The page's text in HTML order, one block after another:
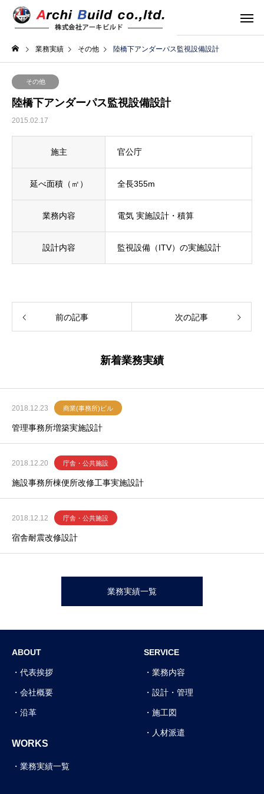
業務実績 その他 陸橋下アンダーパス監視設備設計
その他
陸橋下アンダーパス監視設備設計
2015.02.17
施主 官公庁
延べ面積（㎡） 全長355m
業務内容 電気 実施設計・積算
設計内容 監視設備（ITV）の実施設計
前の記事 次の記事
新着業務実績
2018.12.23 商業(事務所)ビル
管理事務所増築実施設計
2018.12.20 庁舎・公共施設
施設事務所棟便所改修工事実施設計
2018.12.12 庁舎・公共施設
宿舎耐震改修設計
業務実績一覧
ABOUT
代表挨拶
会社概要
沿革
WORKS
業務実績一覧
SERVICE
業務内容
設計・管理
施工図
人材派遣